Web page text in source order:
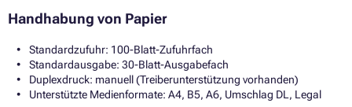
Handhabung von Papier
Standardzufuhr: 100-Blatt-Zufuhrfach
Standardausgabe: 30-Blatt-Ausgabefach
Duplexdruck: manuell (Treiberunterstützung vorhanden)
Unterstützte Medienformate: A4, B5, A6, Umschlag DL, Legal